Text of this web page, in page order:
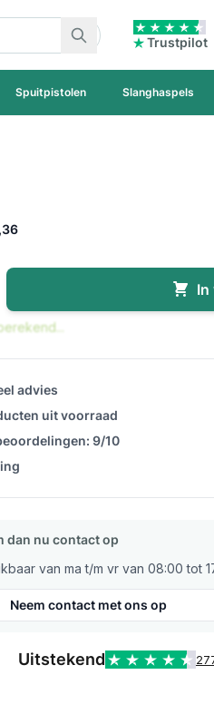
Trustpilot
Spuitpistolen Slanghaspels
In
advies
uit voorraad
9/10
dan nu contact op
van ma t/m vr van 08:00 tot
Neem contact met ons op
Uitstekend